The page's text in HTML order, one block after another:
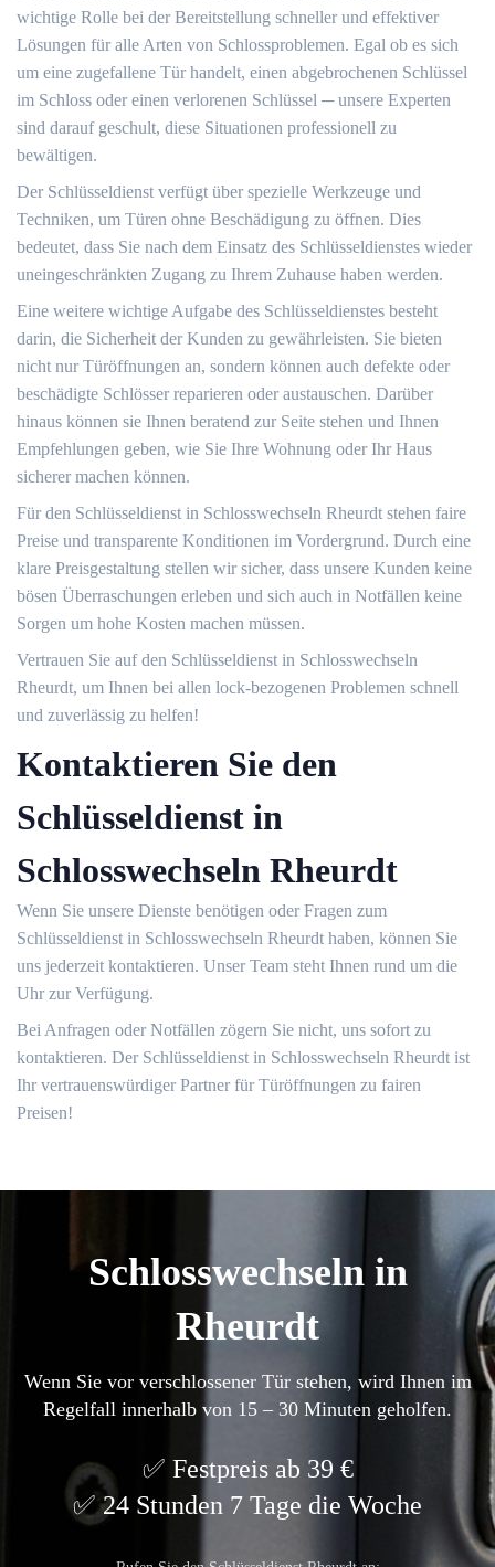
wichtige Rolle bei der Bereitstellung schneller und effektiver
Lösungen für alle Arten von Schlossproblemen.​ Egal ob es sich
um eine zugefallene Tür handelt, einen abgebrochenen Schlüssel
im Schloss oder einen verlorenen Schlüssel ─ unsere Experten
sind darauf geschult, diese Situationen professionell zu
bewältigen.​
Der Schlüsseldienst verfügt über spezielle Werkzeuge und
Techniken, um Türen ohne Beschädigung zu öffnen.​ Dies
bedeutet, dass Sie nach dem Einsatz des Schlüsseldienstes wieder
uneingeschränkten Zugang zu Ihrem Zuhause haben werden.​
Eine weitere wichtige Aufgabe des Schlüsseldienstes besteht
darin, die Sicherheit der Kunden zu gewährleisten.​ Sie bieten
nicht nur Türöffnungen an, sondern können auch defekte oder
beschädigte Schlösser reparieren oder austauschen.​ Darüber
hinaus können sie Ihnen beratend zur Seite stehen und Ihnen
Empfehlungen geben, wie Sie Ihre Wohnung oder Ihr Haus
sicherer machen können.​
Für den Schlüsseldienst in Schlosswechseln Rheurdt stehen faire
Preise und transparente Konditionen im Vordergrund.​ Durch eine
klare Preisgestaltung stellen wir sicher, dass unsere Kunden keine
bösen Überraschungen erleben und sich auch in Notfällen keine
Sorgen um hohe Kosten machen müssen.​
Vertrauen Sie auf den Schlüsseldienst in Schlosswechseln
Rheurdt, um Ihnen bei allen lock-bezogenen Problemen schnell
und zuverlässig zu helfen!​
Kontaktieren Sie den
Schlüsseldienst in
Schlosswechseln Rheurdt
Wenn Sie unsere Dienste benötigen oder Fragen zum
Schlüsseldienst in Schlosswechseln Rheurdt haben, können Sie
uns jederzeit kontaktieren.​ Unser Team steht Ihnen rund um die
Uhr zur Verfügung.​
Bei Anfragen oder Notfällen zögern Sie nicht, uns sofort zu
kontaktieren.​ Der Schlüsseldienst in Schlosswechseln Rheurdt ist
Ihr vertrauenswürdiger Partner für Türöffnungen zu fairen
Preisen!​
Schlosswechseln in
Rheurdt
Wenn Sie vor verschlossener Tür stehen, wird Ihnen im
Regelfall innerhalb von 15 – 30 Minuten geholfen.
Festpreis ab 39 €
24 Stunden 7 Tage die Woche